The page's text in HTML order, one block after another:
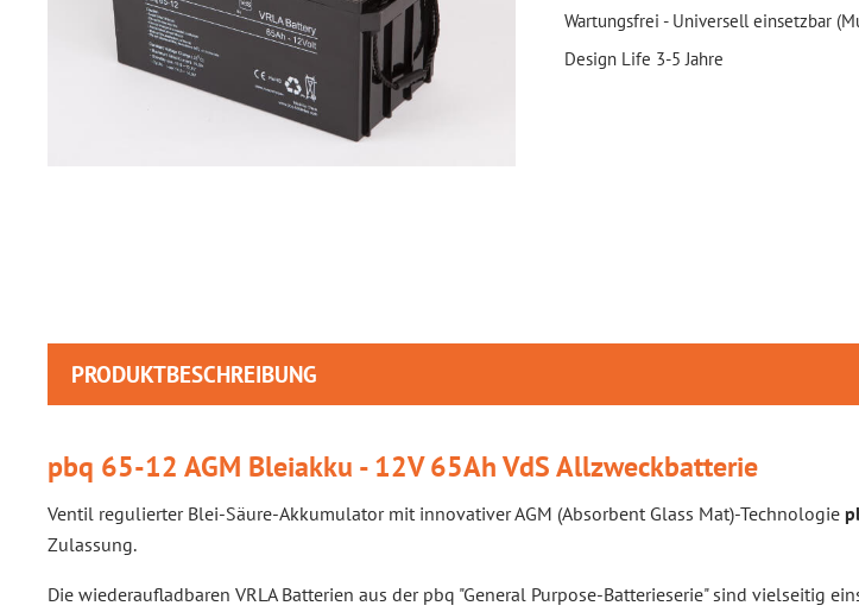
Wartungsfrei - Universell einsetzbar
Design Life 3-5 Jahre
PRODUKTBESCHREIBUNG
pbq 65-12 AGM Bleiakku - 12V 65Ah VdS Allzweckbatterie
Ventil regulierter Blei-Säure-Akkumulator mit innovativer AGM (Absorbent Glass Mat)-Technologie
Zulassung.
Die wiederaufladbaren VRLA Batterien aus der pbq "General Purpose-Batterieserie" sind vielseitig